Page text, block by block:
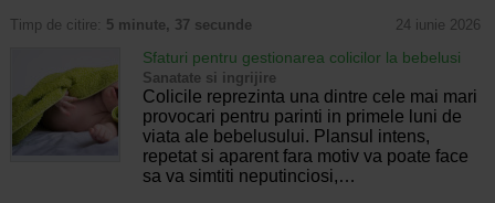
Timp de citire: 5 minute, 37 secunde 24 iunie 2026
Sfaturi pentru gestionarea colicilor la bebelusi
Sanatate si ingrijire
Colicile reprezinta una dintre cele mai mari
provocari pentru parinti in primele luni de
viata ale bebelusului. Plansul intens,
repetat si aparent fara motiv va poate face
sa va simtiti neputinciosi,…